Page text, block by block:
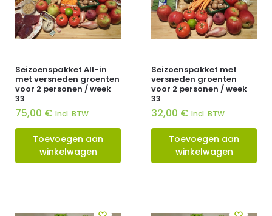
Seizoenspakket All-in
met versneden groenten
voor 2 personen / week
33
75,00 € Incl. BTW
Toevoegen aan
winkelwagen
Seizoenspakket met
versneden groenten
voor 2 personen / week
33
32,00 € Incl. BTW
Toevoegen aan
winkelwagen